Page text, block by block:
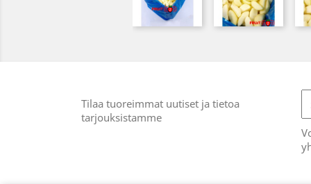
Tilaa tuoreimmat uutiset ja tietoa
tarjouksistamme